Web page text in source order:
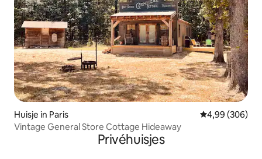
Huisje in Paris Gemiddelde
4,99 (306)
Vintage General Store Cottage Hideaway
Privéhuisjes